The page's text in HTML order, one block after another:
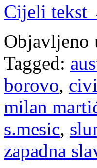
Cijeli tekst
Objavljeno
Tagged:
borovo,
milan
s.mesic,
zapadna